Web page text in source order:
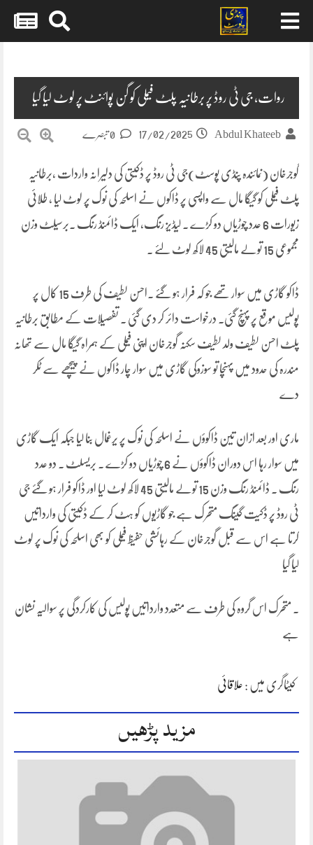
روات، جی ٹی روڈ پر برطانیہ پلٹ فیملی کو گن پوائنٹ پر لوٹ لیا گیا
Abdul Khateeb
17/02/2025
گوجرخان (نمائندہ پنڈی پوسٹ)جی ٹی روڈ پر ڈکیتی کی دلیرانہ واردات ،برطانیہ
پلٹ فیملی کو گیگا مال سے واپسی پر ڈاکوں نے اسلحہ کی نوک پر لوٹ لیا ، طلائی
زیورات 6 عدد چوڑیاں دو کڑے ۔ لیڈیز رنگ، ایک ڈائمنڈ رنگ ۔برسیلٹ وزن
مجموعی 15 تولے مالیتی 45 لاکھ لوٹ لئے ۔
ڈاکو گاڑی میں سوار تھے جو کہ فرار ہو گئے ۔احسن لطیف کی طرف 15 کال پر
پولیس موقع پر پہنچ گئی۔ درخواست دائر کر دی گئی ۔ تفصیلات کے مطابق برطانیہ
پلٹ احسن لطیف ولد لطیف سکنہ گوجرخان اپنی فیملی کے ہمراہ گیگا مال سے تھانہ
مندرہ کی حدود میں پہنچا تو سوزوکی گاڑی میں سوار چار ڈاکوں نے پیچھے سے ٹکر
دے
ماری اور بعد ازان تین ڈاکوؤں نے اسلحہ کی نوک پر یرغمال بنا لیا جبکہ ایک گاڑی
میں سوار رہا اس دوران ڈاکوؤں نے 6 چوڑیاں دو کڑے ۔ بریسلٹ ۔ دو عدد
رنگ ۔ ڈائمنڈ رنگ وزن 15 تولے مالیتی 45 لاکھ لوٹ لیا اور ڈاکو فرار ہو گئے جی
ٹی روڈ پر ڈکیت گینگ متحرک ہے جو گاڑیوں کو ہٹ کر کے ڈکیتی کی وارداتیں
کرتا ہے اس سے قبل گوجرخان کے رہائشی حفیظ فیملی کو بھی اسلحہ کی نوک پر لوٹ
لیا گیا
۔ متحرک اس گروہ کی طرف سے متعدد وارداتیں پولیس کی کارکردگی پر سوالیہ نشان
ہے
کیٹاگری میں : علاقائی
مزید پڑھیں